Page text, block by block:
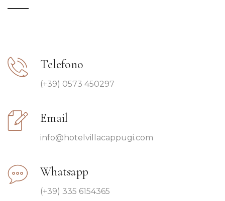
Telefono
(+39) 0573 450297
Email
info@hotelvillacappugi.com
Whatsapp
(+39) 335 6154365